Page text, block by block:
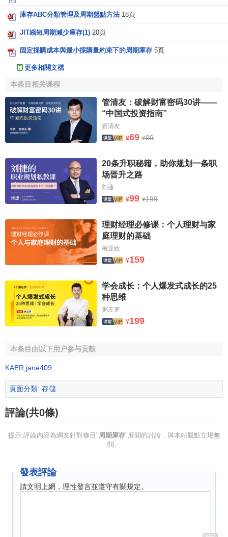
庫存ABC分類管理及周期盤點方法 18頁
JIT縮短周期減少庫存(1) 20頁
固定採購成本與最小採購量約束下的周期庫存 5頁
更多相關文檔
本条目相关课程
管清友：破解财富密码30讲——
“中国式投资指南”
管清友
¥69 ¥99
20条升职秘籍，助你规划一条职
场晋升之路
刘捷
¥99 ¥199
理财经理必修课：个人理财与家
庭理财的基础
梅亚欧
¥159
学会成长：个人爆发式成长的25
种思维
粥左罗
¥199
本条目由以下用户参与贡献
KAER jane409
頁面分類: 存儲
評論(共0條)
提示:評論內容為網友針對條目" 周期庫存"展開的討論，與本站觀點立場無
關。
發表評論
請文明上網，理性發言並遵守有關規定。